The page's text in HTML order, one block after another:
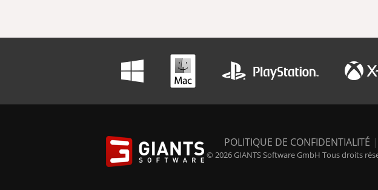
POLITIQUE DE CONFIDENTIALITÉ |
© 2026 GIANTS Software GmbH Tous droits